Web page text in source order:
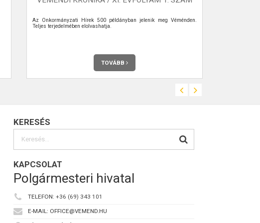
Az Önkormányzati Hírek 500 példányban jelenik meg Véménden.
Teljes terjedelmében elolvashatja.
TOVÁBB
KERESÉS
KAPCSOLAT
Polgármesteri hivatal
TELEFON: +36 (69) 343 101
E-MAIL: OFFICE@VEMEND.HU